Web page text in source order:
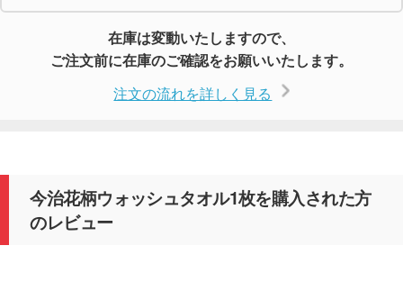
在庫は変動いたしますので、
ご注文前に在庫のご確認をお願いいたします。
注文の流れを詳しく見る
今治花柄ウォッシュタオル1枚を購入された方
のレビュー